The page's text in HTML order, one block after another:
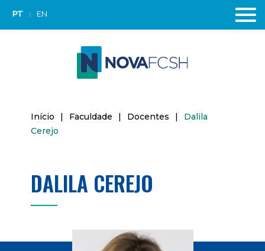
PT EN
Início | Faculdade | Docentes |
Dalila
Cerejo
DALILA CEREJO